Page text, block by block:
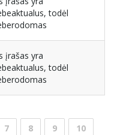
todėl
įrašas yra
todėl
7 8 9 10